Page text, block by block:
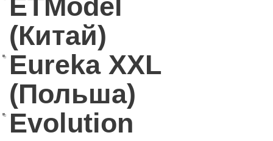
ETModel
(Китай)
Eureka XXL
(Польша)
Evolution